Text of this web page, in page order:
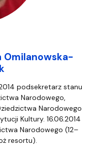
Omilanowska-
podsekretarz stanu
Narodowego,
Narodowego
Kultury. 16.06.2014
Narodowego (12–
resortu).